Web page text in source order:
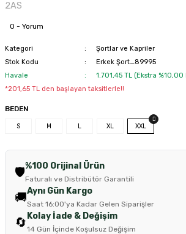
2AS
0 - Yorum
Kategori
Şortlar ve Kapriler
Stok Kodu
Erkek Şort_89995
Havale
1.701,45 TL (Ekstra %10,00
*201,65 TL den başlayan taksitlerle!!
BEDEN
S M L XL XXL
🛡️%100 Orijinal Ürün
Faturalı ve Distribütör Garantili
🚚Aynı Gün Kargo
Saat 16:00'ya Kadar Gelen Siparişler
🔄 Kolay İade & Değişim
14 Gün İçinde Koşulsuz Değişim